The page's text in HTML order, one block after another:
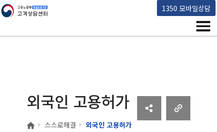
1350 모바일상담
고용노동부 책임운영기관 고객상담센터
메
외국인 고용허가
홈 스스로해결 외국인 고용허가